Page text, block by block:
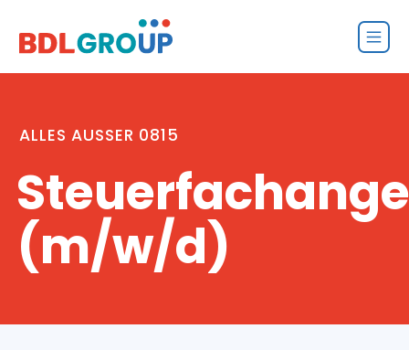
ALLES AUSSER 0815
(m/w/d)